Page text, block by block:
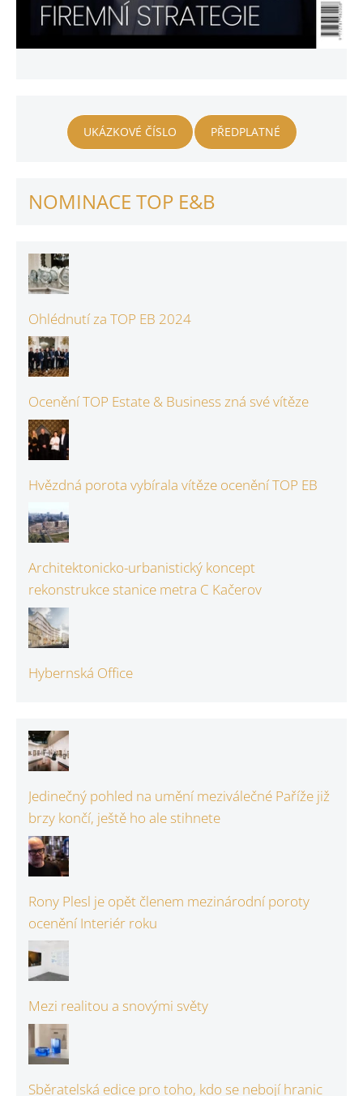
UKÁZKOVÉ ČÍSLO PŘEDPLATNÉ
NOMINACE TOP E&B
Ohlédnutí za TOP EB 2024
Ocenění TOP Estate & Business zná své vítěze
Hvězdná porota vybírala vítěze ocenění TOP EB
Architektonicko-urbanistický koncept
rekonstrukce stanice metra C Kačerov
Hybernská Office
Jedinečný pohled na umění meziválečné Paříže již
brzy končí, ještě ho ale stihnete
Rony Plesl je opět členem mezinárodní poroty
ocenění Interiér roku
Mezi realitou a snovými světy
Sběratelská edice pro toho, kdo se nebojí hranic